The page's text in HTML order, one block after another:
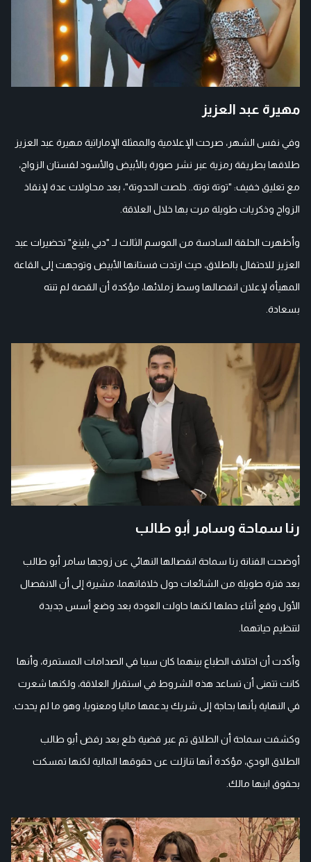
مهيرة عبد العزيز
وفي نفس الشهر، صرحت الإعلامية والممثلة الإماراتية مهيرة عبد العزيز
طلاقها بطريقة رمزية عبر نشر صورة بالأبيض والأسود لفستان الزواج،
مع تعليق خفيف: "توتة توتة.. خلصت الحدوتة"، بعد محاولات عدة لإنقاذ
الزواج وذكريات طويلة مرت بها خلال العلاقة.
وأظهرت الحلقة السادسة من الموسم الثالث لـ "دبي بلينغ" تحضيرات عبد
العزيز للاحتفال بالطلاق، حيث ارتدت فستانها الأبيض وتوجهت إلى القاعة
المهيأة لإعلان انفصالها وسط زملائها، مؤكدة أن القصة لم تنته
بسعادة.
رنا سماحة وسامر أبو طالب
أوضحت الفنانة رنا سماحة انفصالها النهائي عن زوجها سامر أبو طالب
بعد فترة طويلة من الشائعات حول خلافاتهما، مشيرة إلى أن الانفصال
الأول وقع أثناء حملها لكنها حاولت العودة بعد وضع أسس جديدة
لتنظيم حياتهما.
وأكدت أن اختلاف الطباع بينهما كان سببا في الصدامات المستمرة، وأنها
كانت تتمنى أن تساعد هذه الشروط في استقرار العلاقة، ولكنها شعرت
في النهاية بأنها بحاجة إلى شريك يدعمها ماليا ومعنويا، وهو ما لم يحدث.
وكشفت سماحة أن الطلاق تم عبر قضية خلع بعد رفض أبو طالب
الطلاق الودي، مؤكدة أنها تنازلت عن حقوقها المالية لكنها تمسكت
بحقوق ابنها مالك.